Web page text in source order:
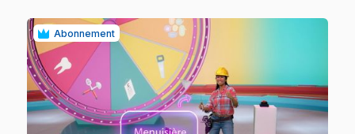
Abonnement